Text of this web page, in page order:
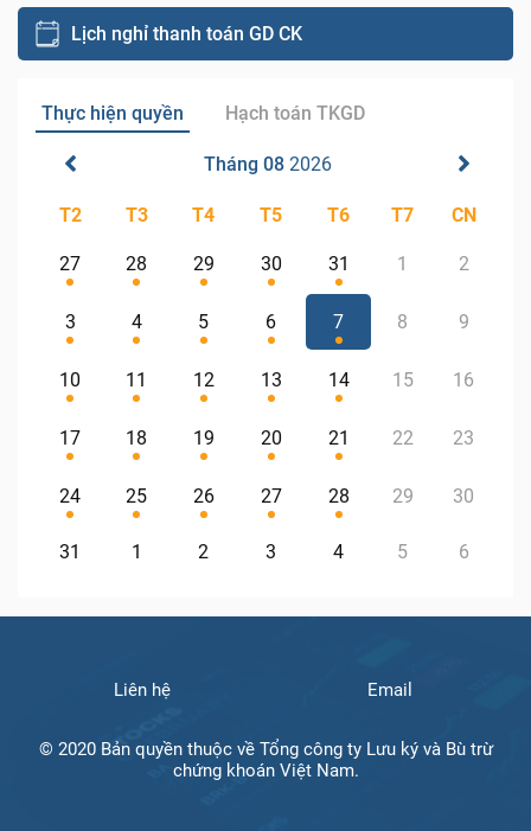
Lịch nghỉ thanh toán GD CK
Thực hiện quyền Hạch toán TKGD
Tháng 08 2026
T2 T3 T4 T5 T6 T7 CN
27 28 29 30 31 1 2
3 4 5 6 7 8 9
10 11 12 13 14 15 16
17 18 19 20 21 22 23
24 25 26 27 28 29 30
31 1 2 3 4 5 6
Liên hệ Email
© 2020 Bản quyền thuộc về Tổng công ty Lưu ký và Bù trừ
chứng khoán Việt Nam.